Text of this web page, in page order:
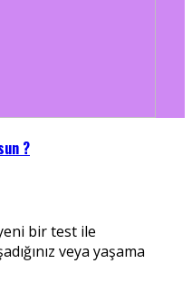
?
bir test ile
veya yaşama